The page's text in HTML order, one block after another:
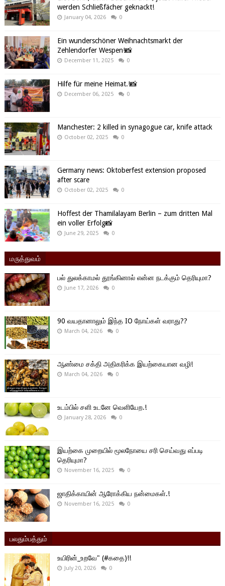
werden Schließfächer geknackt!
January 04, 2026 0
Ein wunderschöner Weihnachtsmarkt der
Zehlendorfer Wespen!📸
December 11, 2025 0
Hilfe für meine Heimat.!📸
December 06, 2025 0
Manchester: 2 killed in synagogue car, knife attack
October 02, 2025 0
Germany news: Oktoberfest extension proposed
after scare
October 02, 2025 0
Hoffest der Thamilalayam Berlin – zum dritten Mal
ein voller Erfolg📸
June 29, 2025 0
மருத்துவம்
பல் துலக்காமல் தூங்கினால் என்ன நடக்கும் தெரியுமா?
June 17, 2026 0
90 வயதானாலும் இந்த IO நோய்கள் வராது??
March 04, 2026 0
ஆண்மை சக்தி அதிகரிக்க இயற்கையான வழி!
March 04, 2026 0
உடம்பில் சளி உடனே வெளியேற.!
January 28, 2026 0
இயற்கை முறையில் மூலநோயை சரி செய்வது எப்படி
தெரியுமா?
November 16, 2025 0
ஜாதிக்காயின் ஆரோக்கிய நன்மைகள்.!
November 16, 2025 0
பலதும்பத்தும்
உயிரின்_உறவே" (#கதை)!!
July 20, 2026 0